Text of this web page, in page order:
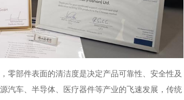
零部件表面的清洁度是决定产品可靠性、安全性及
汽车、半导体、医疗器件等产业的飞速发展，传统